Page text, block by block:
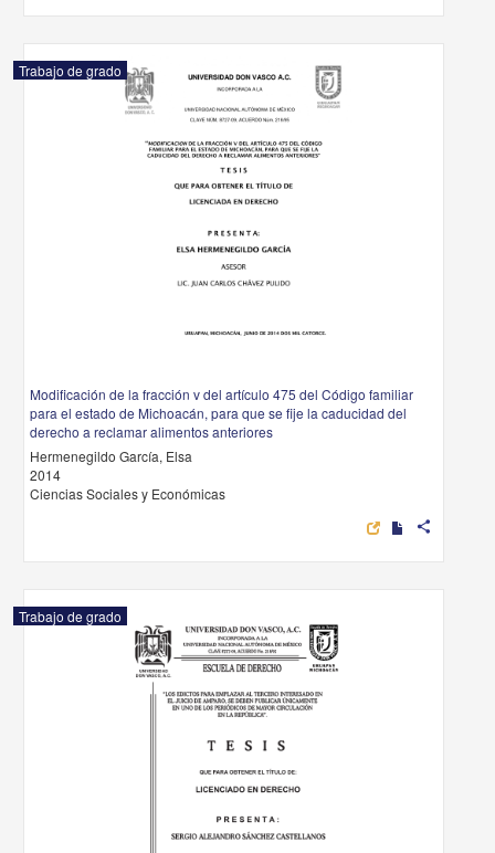
Trabajo de grado
Modificación de la fracción v del artículo 475 del Código familiar
para el estado de Michoacán, para que se fije la caducidad del
derecho a reclamar alimentos anteriores
Hermenegildo García, Elsa
2014
Ciencias Sociales y Económicas
share
Trabajo de grado